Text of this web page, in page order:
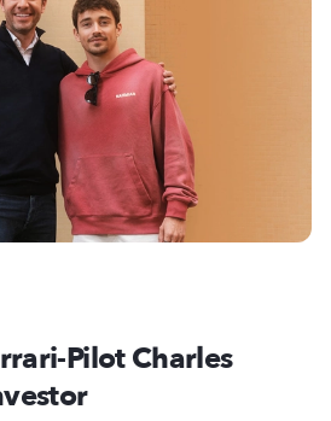
Pilot Charles